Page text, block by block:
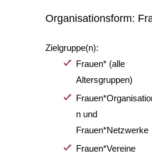
Organisationsform:
Zielgruppe(n):
Frauen* (alle
Altersgruppen)
n und
Frauen*Netzwerke
Frauen*Vereine